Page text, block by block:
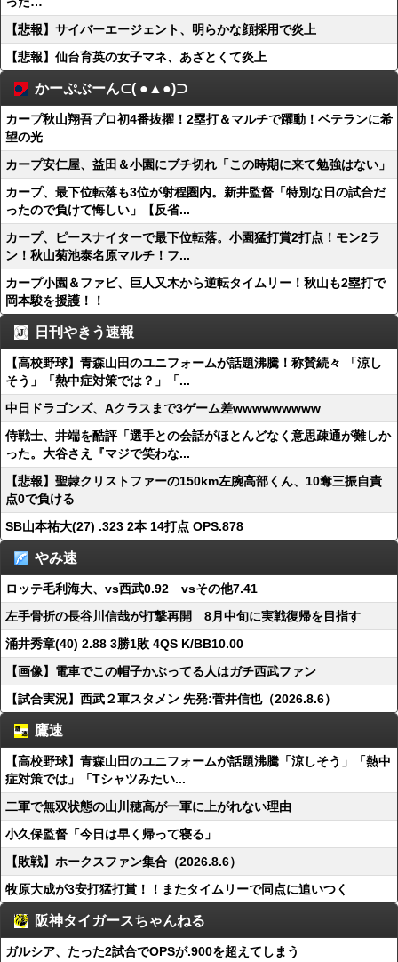
【悲報】サイバーエージェント、明らかな顔採用で炎上
【悲報】仙台育英の女子マネ、あざとくて炎上
かーぷぶーん⊂( ●▲●)⊃
カープ秋山翔吾プロ初4番抜擢！2塁打＆マルチで躍動！ベテランに希
望の光
カープ安仁屋、益田＆小園にブチ切れ「この時期に来て勉強はない」
カープ、最下位転落も3位が射程圏内。新井監督「特別な日の試合だ
ったので負けて悔しい」【反省...
カープ、ピースナイターで最下位転落。小園猛打賞2打点！モン2ラ
ン！秋山菊池泰名原マルチ！フ...
カープ小園＆ファビ、巨人又木から逆転タイムリー！秋山も2塁打で
岡本駿を援護！！
日刊やきう速報
【高校野球】青森山田のユニフォームが話題沸騰！称賛続々 「涼し
そう」「熱中症対策では？」「...
中日ドラゴンズ、Aクラスまで3ゲーム差wwwwwwwww
侍戦士、井端を酷評「選手との会話がほとんどなく意思疎通が難しか
った。大谷さえ『マジで笑わな...
【悲報】聖隷クリストファーの150km左腕高部くん、10奪三振自責
点0で負ける
SB山本祐大(27) .323 2本 14打点 OPS.878
やみ速
ロッテ毛利海大、vs西武0.92 vsその他7.41
左手骨折の長谷川信哉が打撃再開 8月中旬に実戦復帰を目指す
涌井秀章(40) 2.88 3勝1敗 4QS K/BB10.00
【画像】電車でこの帽子かぶってる人はガチ西武ファン
【試合実況】西武２軍スタメン 先発:菅井信也（2026.8.6）
鷹速
【高校野球】青森山田のユニフォームが話題沸騰「涼しそう」「熱中
症対策では」「Tシャツみたい...
二軍で無双状態の山川穂高が一軍に上がれない理由
小久保監督「今日は早く帰って寝る」
【敗戦】ホークスファン集合（2026.8.6）
牧原大成が3安打猛打賞！！またタイムリーで同点に追いつく
阪神タイガースちゃんねる
ガルシア、たった2試合でOPSが.900を超えてしまう